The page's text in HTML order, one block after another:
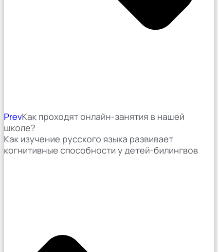
PrevКак проходят онлайн-занятия в нашей
школе?
Как изучение русского языка развивает
когнитивные способности у детей-билингвов